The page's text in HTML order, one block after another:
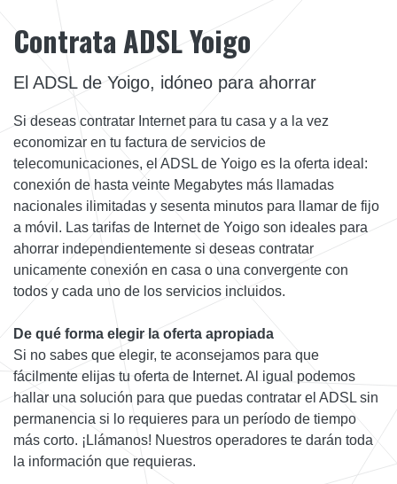
Contrata ADSL Yoigo
El ADSL de Yoigo, idóneo para ahorrar
Si deseas contratar Internet para tu casa y a la vez
economizar en tu factura de servicios de
telecomunicaciones, el ADSL de Yoigo es la oferta ideal:
conexión de hasta veinte Megabytes más llamadas
nacionales ilimitadas y sesenta minutos para llamar de fijo
a móvil. Las tarifas de Internet de Yoigo son ideales para
ahorrar independientemente si deseas contratar
unicamente conexión en casa o una convergente con
todos y cada uno de los servicios incluidos.
De qué forma elegir la oferta apropiada
Si no sabes que elegir, te aconsejamos para que
fácilmente elijas tu oferta de Internet. Al igual podemos
hallar una solución para que puedas contratar el ADSL sin
permanencia si lo requieres para un período de tiempo
más corto. ¡Llámanos! Nuestros operadores te darán toda
la información que requieras.